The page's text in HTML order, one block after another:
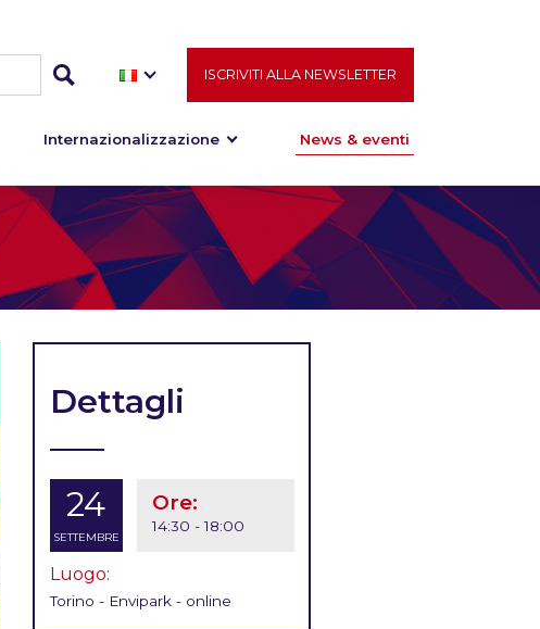
ISCRIVITI ALLA NEWSLETTER
Internazionalizzazione News & eventi
Dettagli
24
SETTEMBRE
Ore:
14:30 - 18:00
Luogo:
Torino - Envipark - online